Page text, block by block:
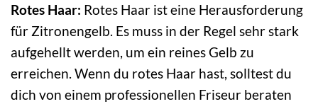
Rotes Haar: Rotes Haar ist eine Herausforderung
für Zitronengelb. Es muss in der Regel sehr stark
aufgehellt werden, um ein reines Gelb zu
erreichen. Wenn du rotes Haar hast, solltest du
dich von einem professionellen Friseur beraten